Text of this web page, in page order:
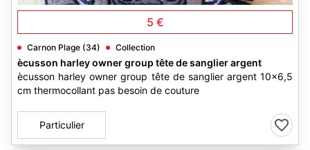
5 €
Carnon Plage (34) Collection
ècusson harley owner group tête de sanglier argent
ècusson harley owner group tête de sanglier argent 10x6,5
cm thermocollant pas besoin de couture
Particulier